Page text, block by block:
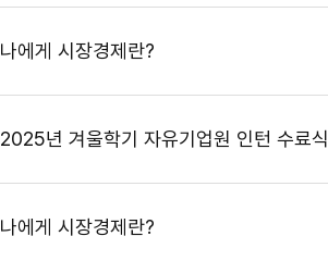
나에게 시장경제란?
2025년 겨울학기 자유기업원 인턴 수료식
나에게 시장경제란?